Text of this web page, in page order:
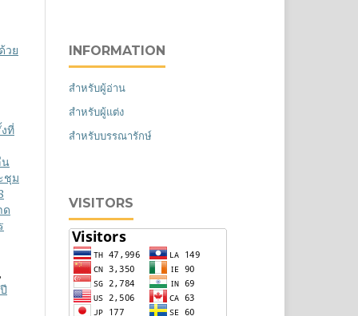
วย
ที่
น
ชุม
ด
INFORMATION
สำหรับผู้อ่าน
สำหรับผู้แต่ง
สำหรับบรรณารักษ์
VISITORS